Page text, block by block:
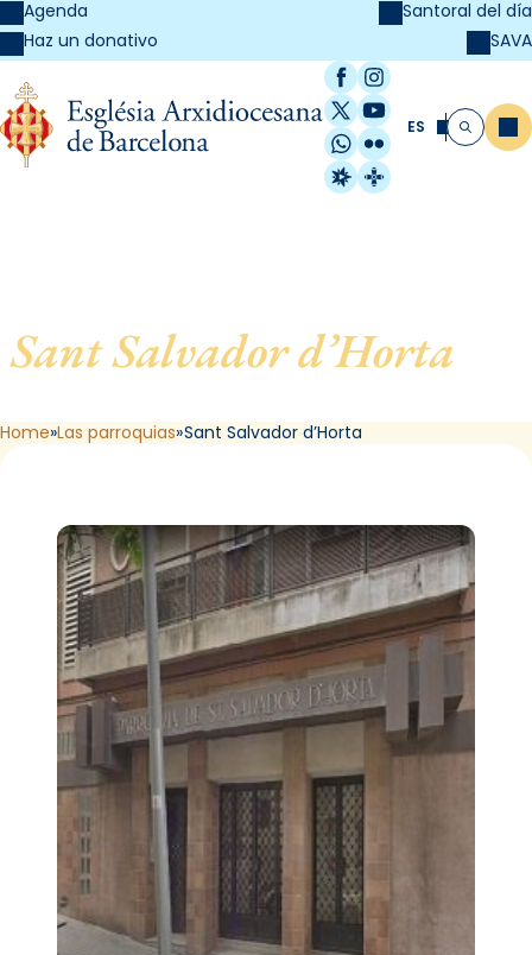
Agenda
Haz un donativo
Santoral del día
SAVA
Facebook
Instagram
X / Twitter
YouTube
WhatsApp
Flickr
Radio Estel
Catalunya
ES Buscar
Sant Salvador d’Horta
Home Las parroquias Sant Salvador d’Horta